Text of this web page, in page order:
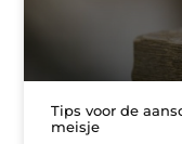
Tips voor de
meisje